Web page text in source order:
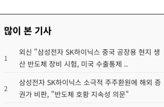
많이 본 기사
1
외신 "삼성전자 SK하이닉스 중국 공장용 현지 생
산 반도체 장비 시험, 미국 수출통제 ..
2
삼성전자 SK하이닉스 소극적 주주환원에 해외 증
권가 비판, "반도체 호황 지속성 의문"